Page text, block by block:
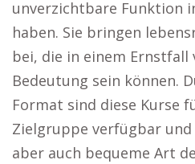
unverzichtbare Funktion
haben. Sie bringen
bei, die in einem Ernstfall
Bedeutung sein können.
Format sind diese Kurse
Zielgruppe verfügbar
aber auch bequeme Art